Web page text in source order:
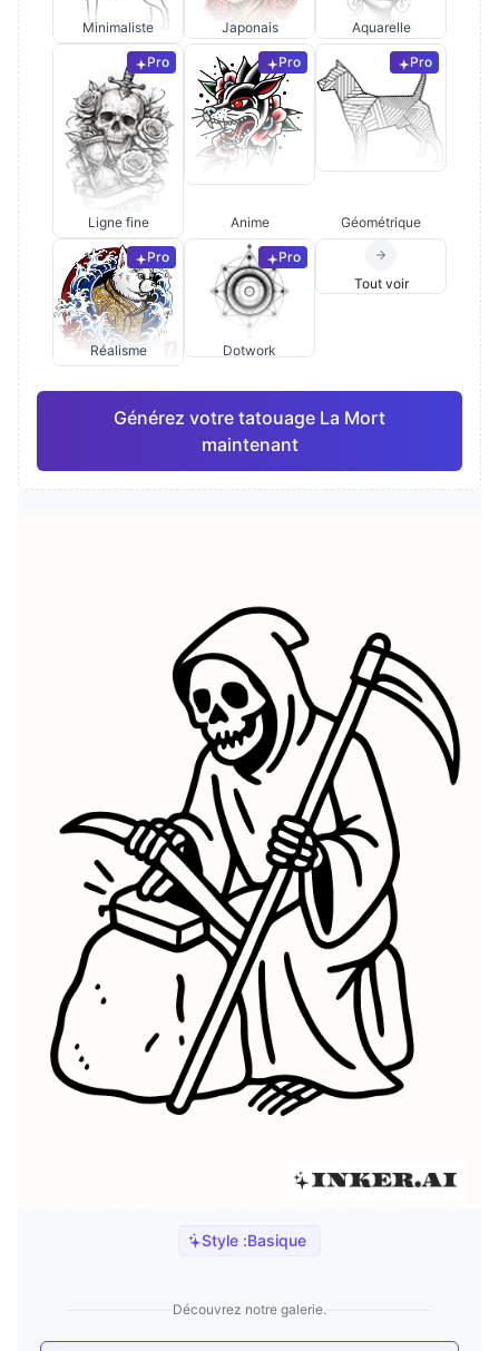
Style :Basique
Découvrez notre galerie.
Minimaliste Japonais Aquarelle
Pro
Ligne fine
Pro
Anime
Pro
Géométrique
Pro
Réalisme
Pro
Dotwork
Tout voir
Générez votre tatouage La Mort
maintenant